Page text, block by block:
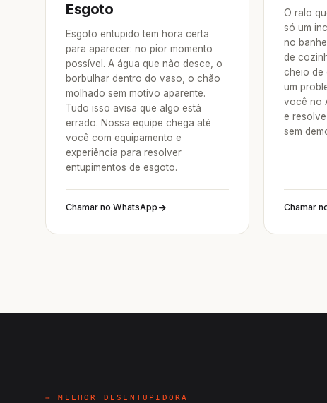
Esgoto
Esgoto entupido tem hora certa
para aparecer: no pior momento
possível. A água que não desce, o
borbulhar dentro do vaso, o chão
molhado sem motivo aparente.
Tudo isso avisa que algo está
errado. Nossa equipe chega até
você com equipamento e
experiência para resolver
entupimentos de esgoto.
Chamar no WhatsApp
O ralo
só um
no
de
cheio de
um
você no
e
sem
Chamar
→ MELHOR DESENTUPIDORA